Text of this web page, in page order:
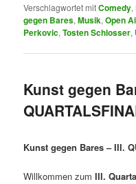
Verschlagwortet mitComedy,
gegen Bares,Musik,Open
Perkovic,Tosten Schlosser,
Kunst gegen
Kunst gegen Bares – III.
Willkommen zumIII.